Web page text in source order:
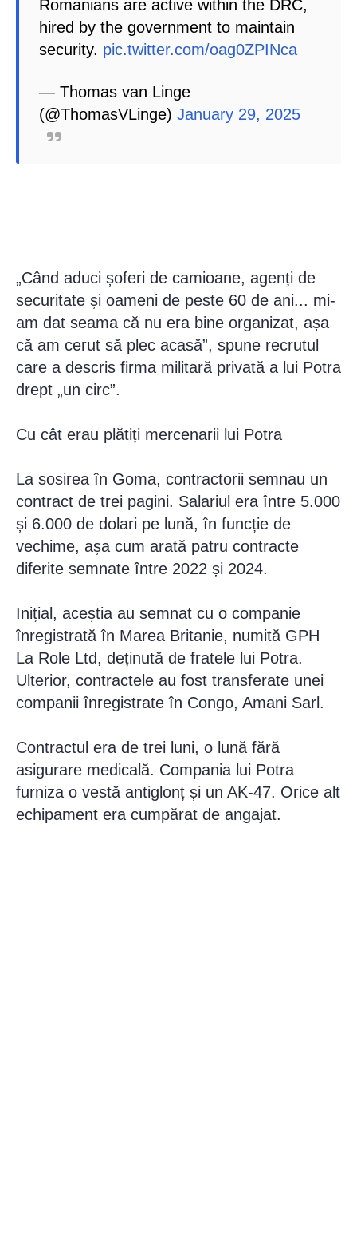
Romanians are active within the DRC,
hired by the government to maintain
security. pic.twitter.com/oag0ZPINca
— Thomas van Linge
(@ThomasVLinge) January 29, 2025
„Când aduci șoferi de camioane, agenți de
securitate și oameni de peste 60 de ani... mi-
am dat seama că nu era bine organizat, așa
că am cerut să plec acasă”, spune recrutul
care a descris firma militară privată a lui Potra
drept „un circ”.
Cu cât erau plătiți mercenarii lui Potra
La sosirea în Goma, contractorii semnau un
contract de trei pagini. Salariul era între 5.000
și 6.000 de dolari pe lună, în funcție de
vechime, așa cum arată patru contracte
diferite semnate între 2022 și 2024.
Inițial, aceștia au semnat cu o companie
înregistrată în Marea Britanie, numită GPH
La Role Ltd, deținută de fratele lui Potra.
Ulterior, contractele au fost transferate unei
companii înregistrate în Congo, Amani Sarl.
Contractul era de trei luni, o lună fără
asigurare medicală. Compania lui Potra
furniza o vestă antiglonț și un AK-47. Orice alt
echipament era cumpărat de angajat.